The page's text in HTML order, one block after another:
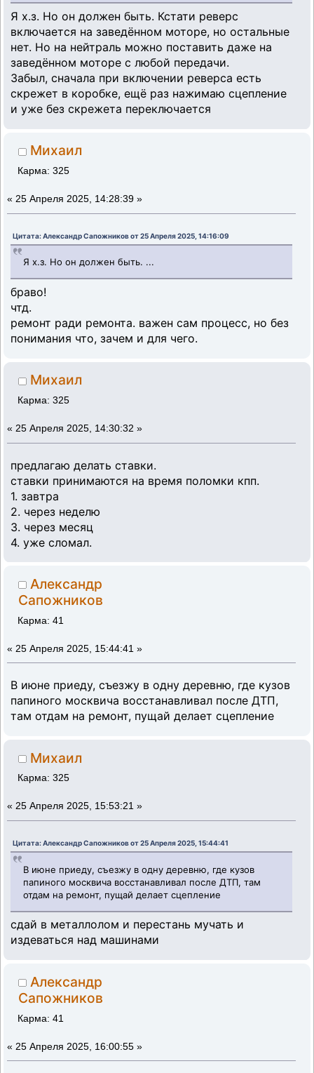
Я х.з. Но он должен быть. Кстати реверс
включается на заведённом моторе, но остальные
нет. Но на нейтраль можно поставить даже на
заведённом моторе с любой передачи.
Забыл, сначала при включении реверса есть
скрежет в коробке, ещё раз нажимаю сцепление
и уже без скрежета переключается
Михаил
Карма: 325
« 25 Апреля 2025, 14:28:39 »
Цитата: Александр Сапожников от 25 Апреля 2025, 14:16:09
Я х.з. Но он должен быть. ...
браво!
чтд.
ремонт ради ремонта. важен сам процесс, но без
понимания что, зачем и для чего.
Михаил
Карма: 325
« 25 Апреля 2025, 14:30:32 »
предлагаю делать ставки.
ставки принимаются на время поломки кпп.
1. завтра
2. через неделю
3. через месяц
4. уже сломал.
Александр
Сапожников
Карма: 41
« 25 Апреля 2025, 15:44:41 »
В июне приеду, съезжу в одну деревню, где кузов
папиного москвича восстанавливал после ДТП,
там отдам на ремонт, пущай делает сцепление
Михаил
Карма: 325
« 25 Апреля 2025, 15:53:21 »
Цитата: Александр Сапожников от 25 Апреля 2025, 15:44:41
В июне приеду, съезжу в одну деревню, где кузов
папиного москвича восстанавливал после ДТП, там
отдам на ремонт, пущай делает сцепление
сдай в металлолом и перестань мучать и
издеваться над машинами
Александр
Сапожников
Карма: 41
« 25 Апреля 2025, 16:00:55 »